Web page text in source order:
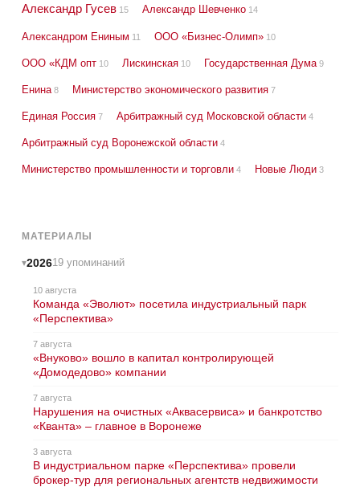
Александр Гусев 15 Александр Шевченко 14
Александром Ениным 11 ООО «Бизнес-Олимп» 10
ООО «КДМ опт 10 Лискинская 10 Государственная Дума 9
Енина 8 Министерство экономического развития 7
Единая Россия 7 Арбитражный суд Московской области 4
Арбитражный суд Воронежской области 4
Министерство промышленности и торговли 4 Новые Люди 3
МАТЕРИАЛЫ
202619 упоминаний
10 августа
Команда «Эволют» посетила индустриальный парк
«Перспектива»
7 августа
«Внуково» вошло в капитал контролирующей
«Домодедово» компании
7 августа
Нарушения на очистных «Аквасервиса» и банкротство
«Кванта» – главное в Воронеже
3 августа
В индустриальном парке «Перспектива» провели
брокер-тур для региональных агентств недвижимости